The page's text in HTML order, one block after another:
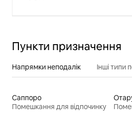
Пункти призначення
Напрямки неподалік Інші типи
Саппоро
Помешкання для відпочинку